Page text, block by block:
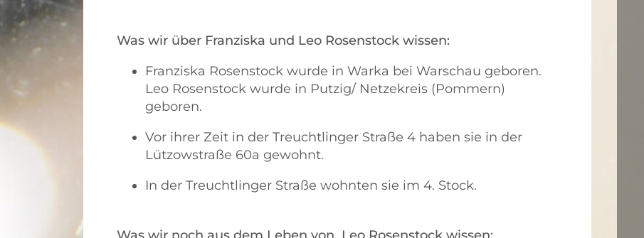
Was wir über Franziska und Leo Rosenstock wissen:
Franziska Rosenstock wurde in Warka bei Warschau geboren.
Leo Rosenstock wurde in Putzig/ Netzekreis (Pommern)
geboren.
Vor ihrer Zeit in der Treuchtlinger Straße 4 haben sie in der
Lützowstraße 60a gewohnt.
In der Treuchtlinger Straße wohnten sie im 4. Stock.
Was wir noch aus dem Leben von Leo Rosenstock wissen: